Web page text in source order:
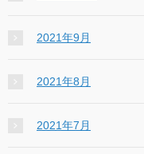
2021年9月
2021年8月
2021年7月